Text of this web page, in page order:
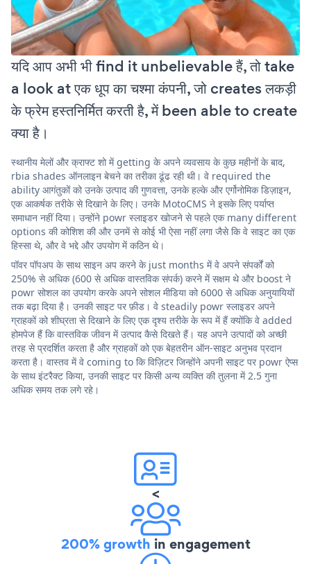
यदि आप अभी भी find it unbelievable हैं, तो take
a look at एक धूप का चश्मा कंपनी, जो creates लकड़ी
के फ्रेम हस्तनिर्मित करती है, में been able to create
क्या है।
स्थानीय मेलों और क्राफ्ट शो में getting के अपने व्यवसाय के कुछ महीनों के बाद,
rbia shades ऑनलाइन बेचने का तरीका ढूंढ रही थी। वे required the
ability आगंतुकों को उनके उत्पाद की गुणवत्ता, उनके हल्के और एर्गोनोमिक डिज़ाइन,
एक आकर्षक तरीके से दिखाने के लिए। उनके MotoCMS ने इसके लिए पर्याप्त
समाधान नहीं दिया। उन्होंने powr स्लाइडर खोजने से पहले एक many different
options की कोशिश की और उनमें से कोई भी ऐसा नहीं लगा जैसे कि वे साइट का एक
हिस्सा थे, और वे भद्दे और उपयोग में कठिन थे।
पॉवर पॉपअप के साथ साइन अप करने के just months में वे अपने संपर्कों को
250% से अधिक (600 से अधिक वास्तविक संपर्क) करने में सक्षम थे और boost ने
powr सोशल का उपयोग करके अपने सोशल मीडिया को 6000 से अधिक अनुयायियों
तक बढ़ा दिया है। उनकी साइट पर फ़ीड। वे steadily powr स्लाइडर अपने
ग्राहकों को शीघ्रता से दिखाने के लिए एक दृश्य तरीके के रूप में हैं क्योंकि वे added
होमपेज हैं कि वास्तविक जीवन में उत्पाद कैसे दिखते हैं। यह अपने उत्पादों को अच्छी
तरह से प्रदर्शित करता है और ग्राहकों को एक बेहतरीन ऑन-साइट अनुभव प्रदान
करता है। वास्तव में वे coming to कि विज़िटर जिन्होंने अपनी साइट पर powr ऐप्स
के साथ इंटरैक्ट किया, उनकी साइट पर किसी अन्य व्यक्ति की तुलना में 2.5 गुना
अधिक समय तक लगे रहे।
<
200% growth in engagement